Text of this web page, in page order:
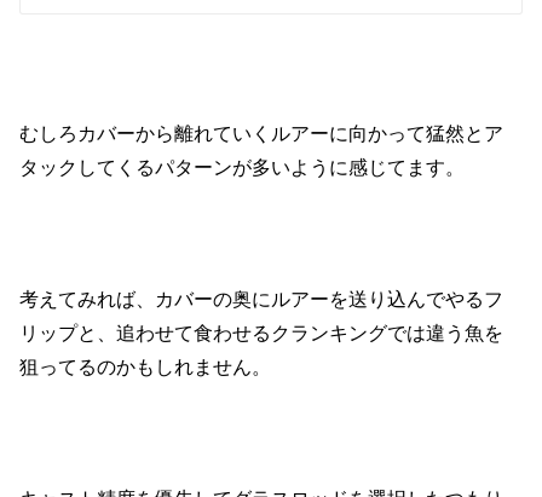
むしろカバーから離れていくルアーに向かって猛然とア
タックしてくるパターンが多いように感じてます。
考えてみれば、カバーの奥にルアーを送り込んでやるフ
リップと、追わせて食わせるクランキングでは違う魚を
狙ってるのかもしれません。